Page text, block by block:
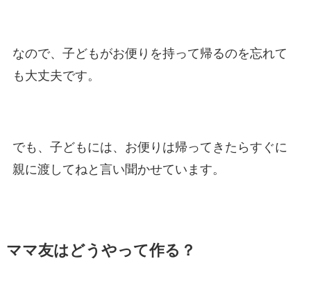
なので、子どもがお便りを持って帰るのを忘れて
も大丈夫です。
でも、子どもには、お便りは帰ってきたらすぐに
親に渡してねと言い聞かせています。
ママ友はどうやって作る？